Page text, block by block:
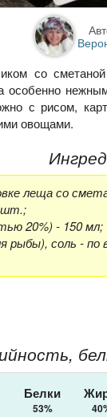
со
с рисом,
овощами.
леща со
шт.;
20%) - 150 мл;
рыбы), соль - по
Белки
53%